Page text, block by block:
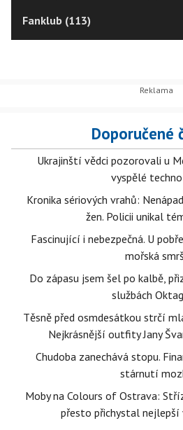
Fanklub (113)
Doporučené
Ukrajinští vědci pozorovali u
vyspělé
Kronika sériových vrahů:
žen. Policii unikal
Fascinující i nebezpečná. U
mořská
Do zápasu jsem šel po kalbě,
službách
Těsně před osmdesátkou strčí
Nejkrásnější outfity Jany
Chudoba zanechává stopu.
stárnutí
Moby na Colours of Ostrava:
přesto přichystal